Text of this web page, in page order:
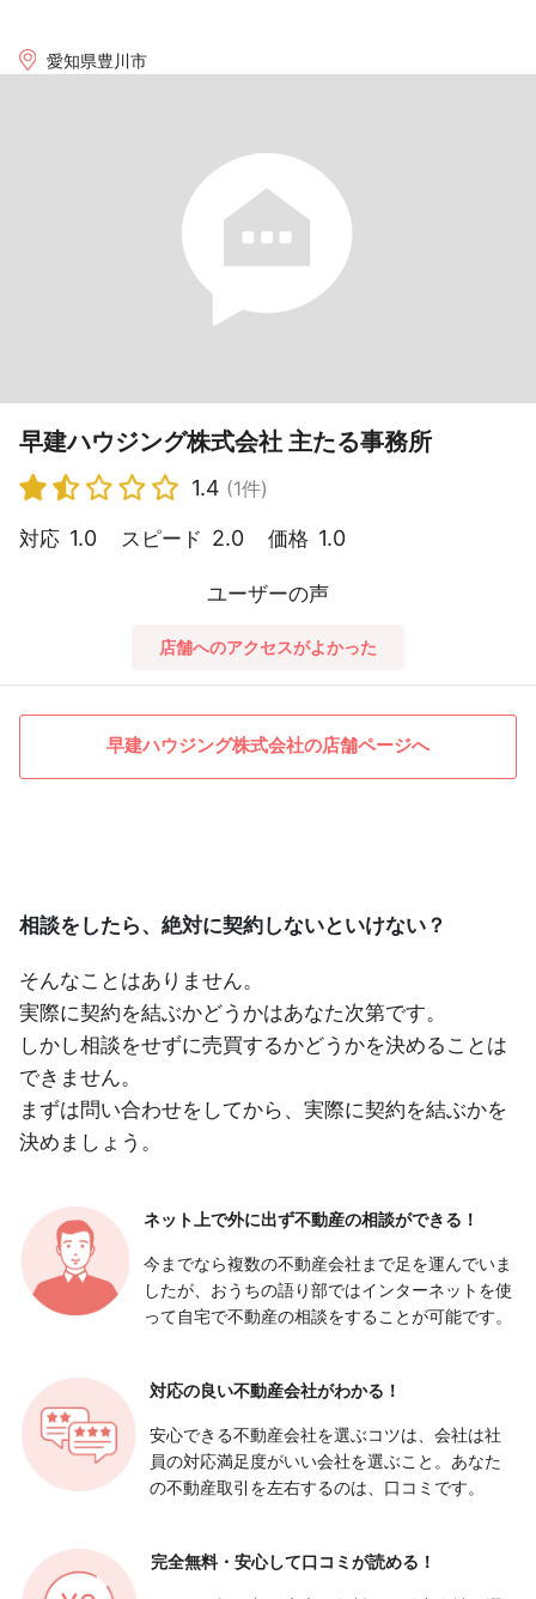
愛知県豊川市
早建ハウジング株式会社 主たる事務所
1.4 (1件)
対応 1.0 スピード 2.0 価格 1.0
ユーザーの声
店舗へのアクセスがよかった
早建ハウジング株式会社の店舗ページへ
相談をしたら、絶対に契約しないといけない？
そんなことはありません。
実際に契約を結ぶかどうかはあなた次第です。
しかし相談をせずに売買するかどうかを決めることは
できません。
まずは問い合わせをしてから、実際に契約を結ぶかを
決めましょう。
ネット上で外に出ず不動産の相談ができる！
今までなら複数の不動産会社まで足を運んでいま
したが、おうちの語り部ではインターネットを使
って自宅で不動産の相談をすることが可能です。
対応の良い不動産会社がわかる！
安心できる不動産会社を選ぶコツは、会社は社
員の対応満足度がいい会社を選ぶこと。あなた
の不動産取引を左右するのは、口コミです。
完全無料・安心して口コミが読める！